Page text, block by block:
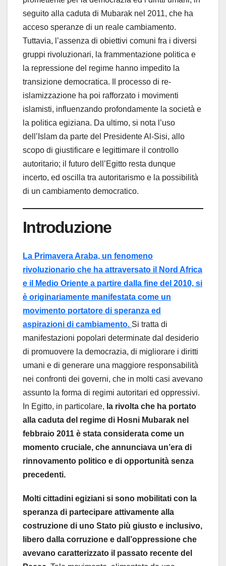
seguito alla caduta di Mubarak nel 2011, che ha
acceso speranze di un reale cambiamento.
Tuttavia, l’assenza di obiettivi comuni fra i diversi
gruppi rivoluzionari, la frammentazione politica e
la repressione del regime hanno impedito la
transizione democratica. Il processo di re-
islamizzazione ha poi rafforzato i movimenti
islamisti, influenzando profondamente la società e
la politica egiziana. Da ultimo, si nota l’uso
dell’Islam da parte del Presidente Al-Sisi, allo
scopo di giustificare e legittimare il controllo
autoritario; il futuro dell’Egitto resta dunque
incerto, ed oscilla tra autoritarismo e la possibilità
di un cambiamento democratico.
Introduzione
La Primavera Araba, un fenomeno
rivoluzionario che ha attraversato il Nord Africa
e il Medio Oriente a partire dalla fine del 2010, si
è originariamente manifestata come un
movimento portatore di speranza ed
aspirazioni di cambiamento. Si tratta di
manifestazioni popolari determinate dal desiderio
di promuovere la democrazia, di migliorare i diritti
umani e di generare una maggiore responsabilità
nei confronti dei governi, che in molti casi avevano
assunto la forma di regimi autoritari ed oppressivi.
In Egitto, in particolare, la rivolta che ha portato
alla caduta del regime di Hosni Mubarak nel
febbraio 2011 è stata considerata come un
momento cruciale, che annunciava un’era di
rinnovamento politico e di opportunità senza
precedenti.
Molti cittadini egiziani si sono mobilitati con la
speranza di partecipare attivamente alla
costruzione di uno Stato più giusto e inclusivo,
libero dalla corruzione e dall’oppressione che
avevano caratterizzato il passato recente del